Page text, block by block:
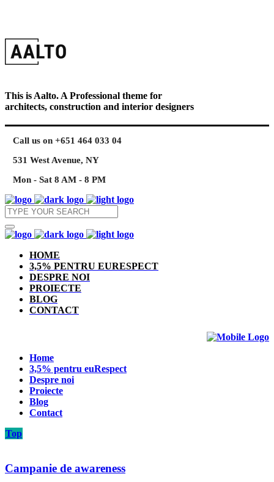
This is Aalto. A Professional theme for
architects, construction and interior designers
Call us on +651 464 033 04
531 West Avenue, NY
Mon - Sat 8 AM - 8 PM
HOME
3,5% PENTRU EURESPECT
DESPRE NOI
PROIECTE
BLOG
CONTACT
Home
3,5% pentru euRespect
Despre noi
Proiecte
Blog
Contact
Top
Campanie de awareness